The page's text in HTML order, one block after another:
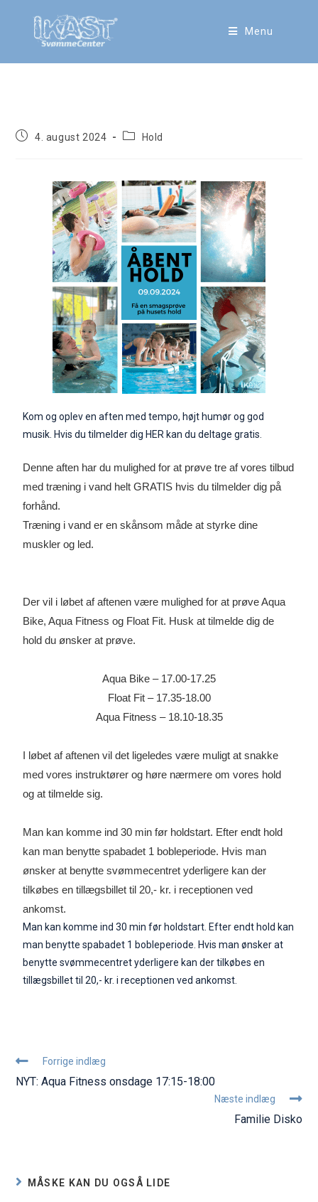
Menu
4. august 2024 Hold
Kom og oplev en aften med tempo, højt humør og god
musik. Hvis du tilmelder dig HER kan du deltage gratis.
Denne aften har du mulighed for at prøve tre af vores tilbud
med træning i vand helt GRATIS hvis du tilmelder dig på
forhånd.
Træning i vand er en skånsom måde at styrke dine
muskler og led.
Der vil i løbet af aftenen være mulighed for at prøve Aqua
Bike, Aqua Fitness og Float Fit. Husk at tilmelde dig de
hold du ønsker at prøve.
Aqua Bike – 17.00-17.25
Float Fit – 17.35-18.00
Aqua Fitness – 18.10-18.35
I løbet af aftenen vil det ligeledes være muligt at snakke
med vores instruktører og høre nærmere om vores hold
og at tilmelde sig.
Man kan komme ind 30 min før holdstart. Efter endt hold
kan man benytte spabadet 1 bobleperiode. Hvis man
ønsker at benytte svømmecentret yderligere kan der
tilkøbes en tillægsbillet til 20,- kr. i receptionen ved
ankomst.
Man kan komme ind 30 min før holdstart. Efter endt hold kan
man benytte spabadet 1 bobleperiode. Hvis man ønsker at
benytte svømmecentret yderligere kan der tilkøbes en
tillægsbillet til 20,- kr. i receptionen ved ankomst.
Forrige indlæg
NYT: Aqua Fitness onsdage 17:15-18:00
Næste indlæg
Familie Disko
MÅSKE KAN DU OGSÅ LIDE